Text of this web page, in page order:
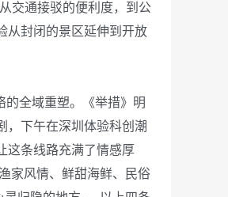
交通接驳的便利度，到公
从封闭的景区延伸到开放
全域重塑。《举措》明
，下午在深圳体验科创潮
这条线路充满了情感厚
家风情、鲜甜海鲜、民俗